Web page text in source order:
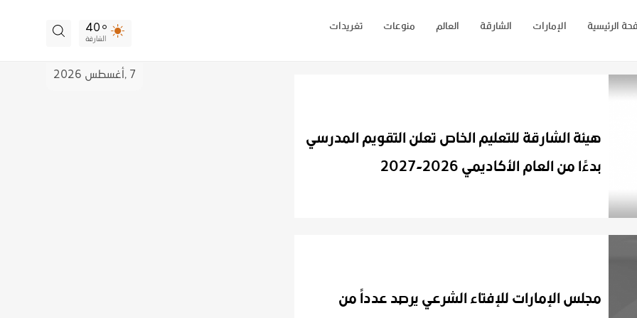
40
الشارقة
تغريدات منوعات العالم الشارقة الإمارات الرئيسية
7 , أغسطس 2026
هيئة الشارقة للتعليم الخاص تعلن التقويم المدرسي
بدءًا من العام الأكاديمي 2026-2027
مجلس الإمارات للإفتاء الشرعي يرصد عدداً من